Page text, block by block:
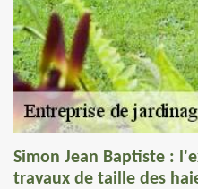
Simon Jean Baptiste :
travaux de taille des